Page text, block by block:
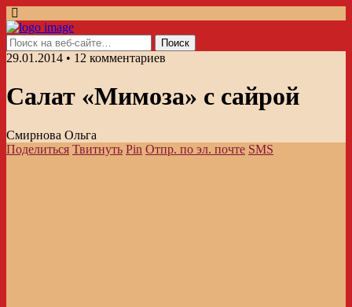
29.01.2014 • 12 комментариев
Салат «Мимоза» с сайрой
Смирнова Ольга
Поделиться Твитнуть Pin Отпр. по эл. почте SMS